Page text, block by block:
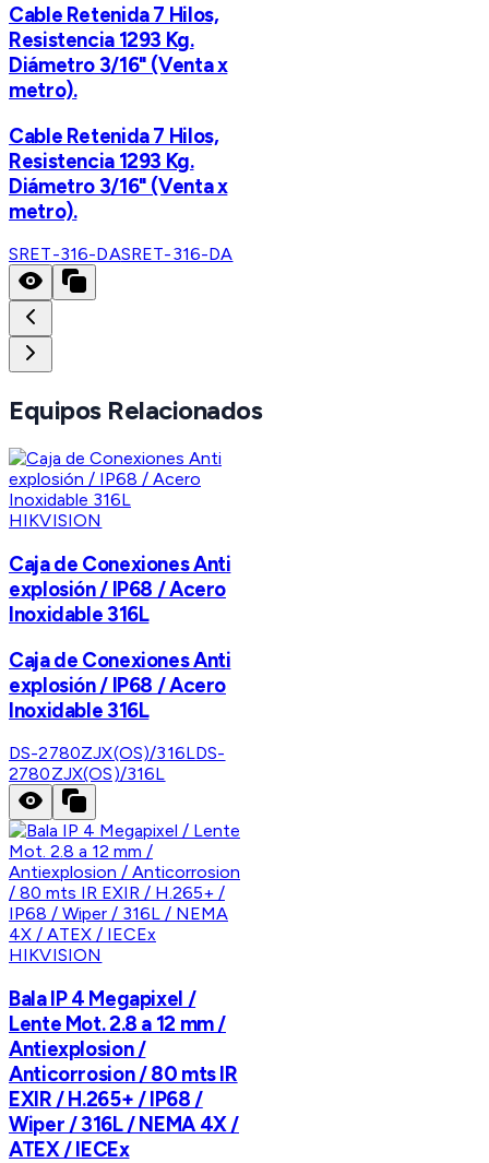
Cable Retenida 7 Hilos,
Resistencia 1293 Kg.
Diámetro 3/16" (Venta x
metro).
Cable Retenida 7 Hilos,
Resistencia 1293 Kg.
Diámetro 3/16" (Venta x
metro).
SRET-316-DASRET-316-DA
Equipos Relacionados
HIKVISION
Caja de Conexiones Anti
explosión / IP68 / Acero
Inoxidable 316L
Caja de Conexiones Anti
explosión / IP68 / Acero
Inoxidable 316L
DS-2780ZJX(OS)/316LDS-
2780ZJX(OS)/316L
HIKVISION
Bala IP 4 Megapixel /
Lente Mot. 2.8 a 12 mm /
Antiexplosion /
Anticorrosion / 80 mts IR
EXIR / H.265+ / IP68 /
Wiper / 316L / NEMA 4X /
ATEX / IECEx